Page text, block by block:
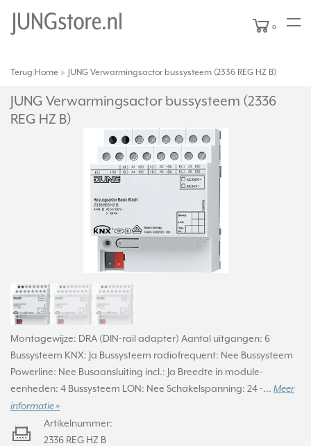
0
Terug Home JUNG Verwarmingsactor bussysteem (2336 REG HZ B)
JUNG Verwarmingsactor bussysteem (2336
REG HZ B)
Montagewijze: DRA (DIN-rail adapter) Aantal uitgangen: 6
Bussysteem KNX: Ja Bussysteem radiofrequent: Nee Bussysteem
Powerline: Nee Busaansluiting incl.: Ja Breedte in module-
eenheden: 4 Bussysteem LON: Nee Schakelspanning: 24 -... Meer
informatie »
Artikelnummer:
2336 REG HZ B